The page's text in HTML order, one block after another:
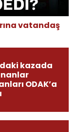
vatandaş
kazada
ODAK’a